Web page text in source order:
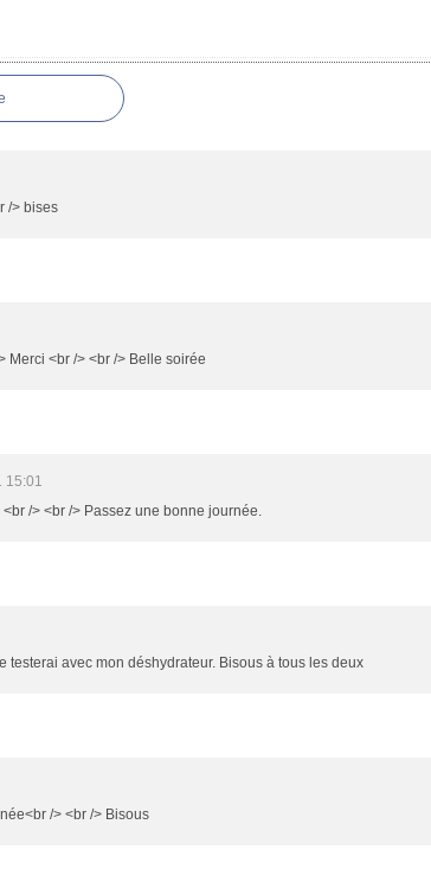
/> bises
Merci <br /> <br /> Belle soirée
15:01
/> <br /> Passez une bonne journée.
testerai avec mon déshydrateur. Bisous à tous les deux
/> <br /> Bisous